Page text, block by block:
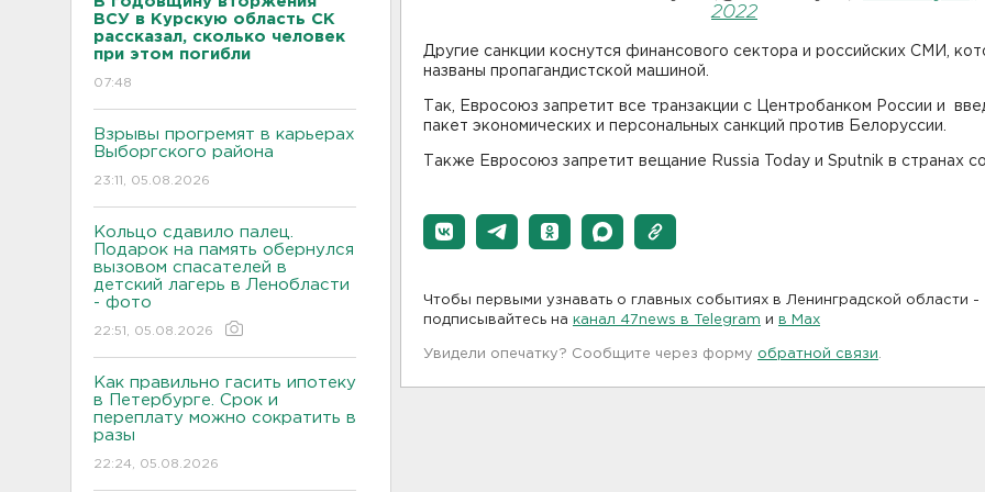
ВСУ в Курскую область СК
рассказал, сколько человек
при этом погибли
07:48
Взрывы прогремят в карьерах
Выборгского района
23:11, 05.08.2026
Кольцо сдавило палец.
Подарок на память обернулся
вызовом спасателей в
детский лагерь в Ленобласти
- фото
22:51, 05.08.2026
Как правильно гасить ипотеку
в Петербурге. Срок и
переплату можно сократить в
разы
22:24, 05.08.2026
2022
Другие санкции коснутся финансового сектора и российских СМИ,
названы пропагандистской машиной.
Так, Евросоюз запретит все транзакции с Центробанком России и
пакет экономических и персональных санкций против Белоруссии.
Также Евросоюз запретит вещание Russia Today и Sputnik в странах
Чтобы первыми узнавать о главных событиях в Ленинградской области -
подписывайтесь на канал 47news в Telegram и в Maх
Увидели опечатку? Сообщите через форму обратной связи